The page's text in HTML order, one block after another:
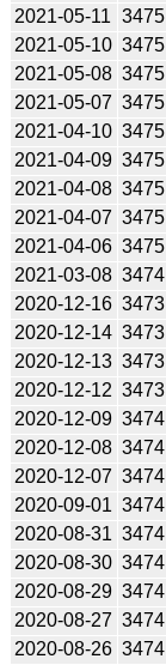
2021-05-11 3475
2021-05-10 3475
2021-05-08 3475
2021-05-07 3475
2021-04-10 3475
2021-04-09 3475
2021-04-08 3475
2021-04-07 3475
2021-04-06 3475
2021-03-08 3474
2020-12-16 3473
2020-12-14 3473
2020-12-13 3473
2020-12-12 3473
2020-12-09 3474
2020-12-08 3474
2020-12-07 3474
2020-09-01 3474
2020-08-31 3474
2020-08-30 3474
2020-08-29 3474
2020-08-27 3474
2020-08-26 3474